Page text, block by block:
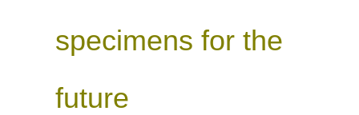
specimens for the
future